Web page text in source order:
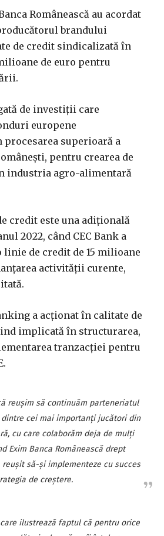
Românească au acordat
brandului
de credit sindicalizată în
de euro pentru
de investiţii care
europene
superioară a
pentru crearea de
industria agro-alimentară
credit este una adiţională
2022, când CEC Bank a
linie de credit de 15 milioane
activităţii curente,
a acţionat în calitate de
implicată în structurarea,
tranzacţiei pentru
reuşim să continuăm parteneriatul
dintre cei mai importanţi jucători din
cu care colaborăm deja de mulţi
Exim Banca Românească drept
să-şi implementeze cu succes
de creştere.
ilustrează faptul că pentru orice